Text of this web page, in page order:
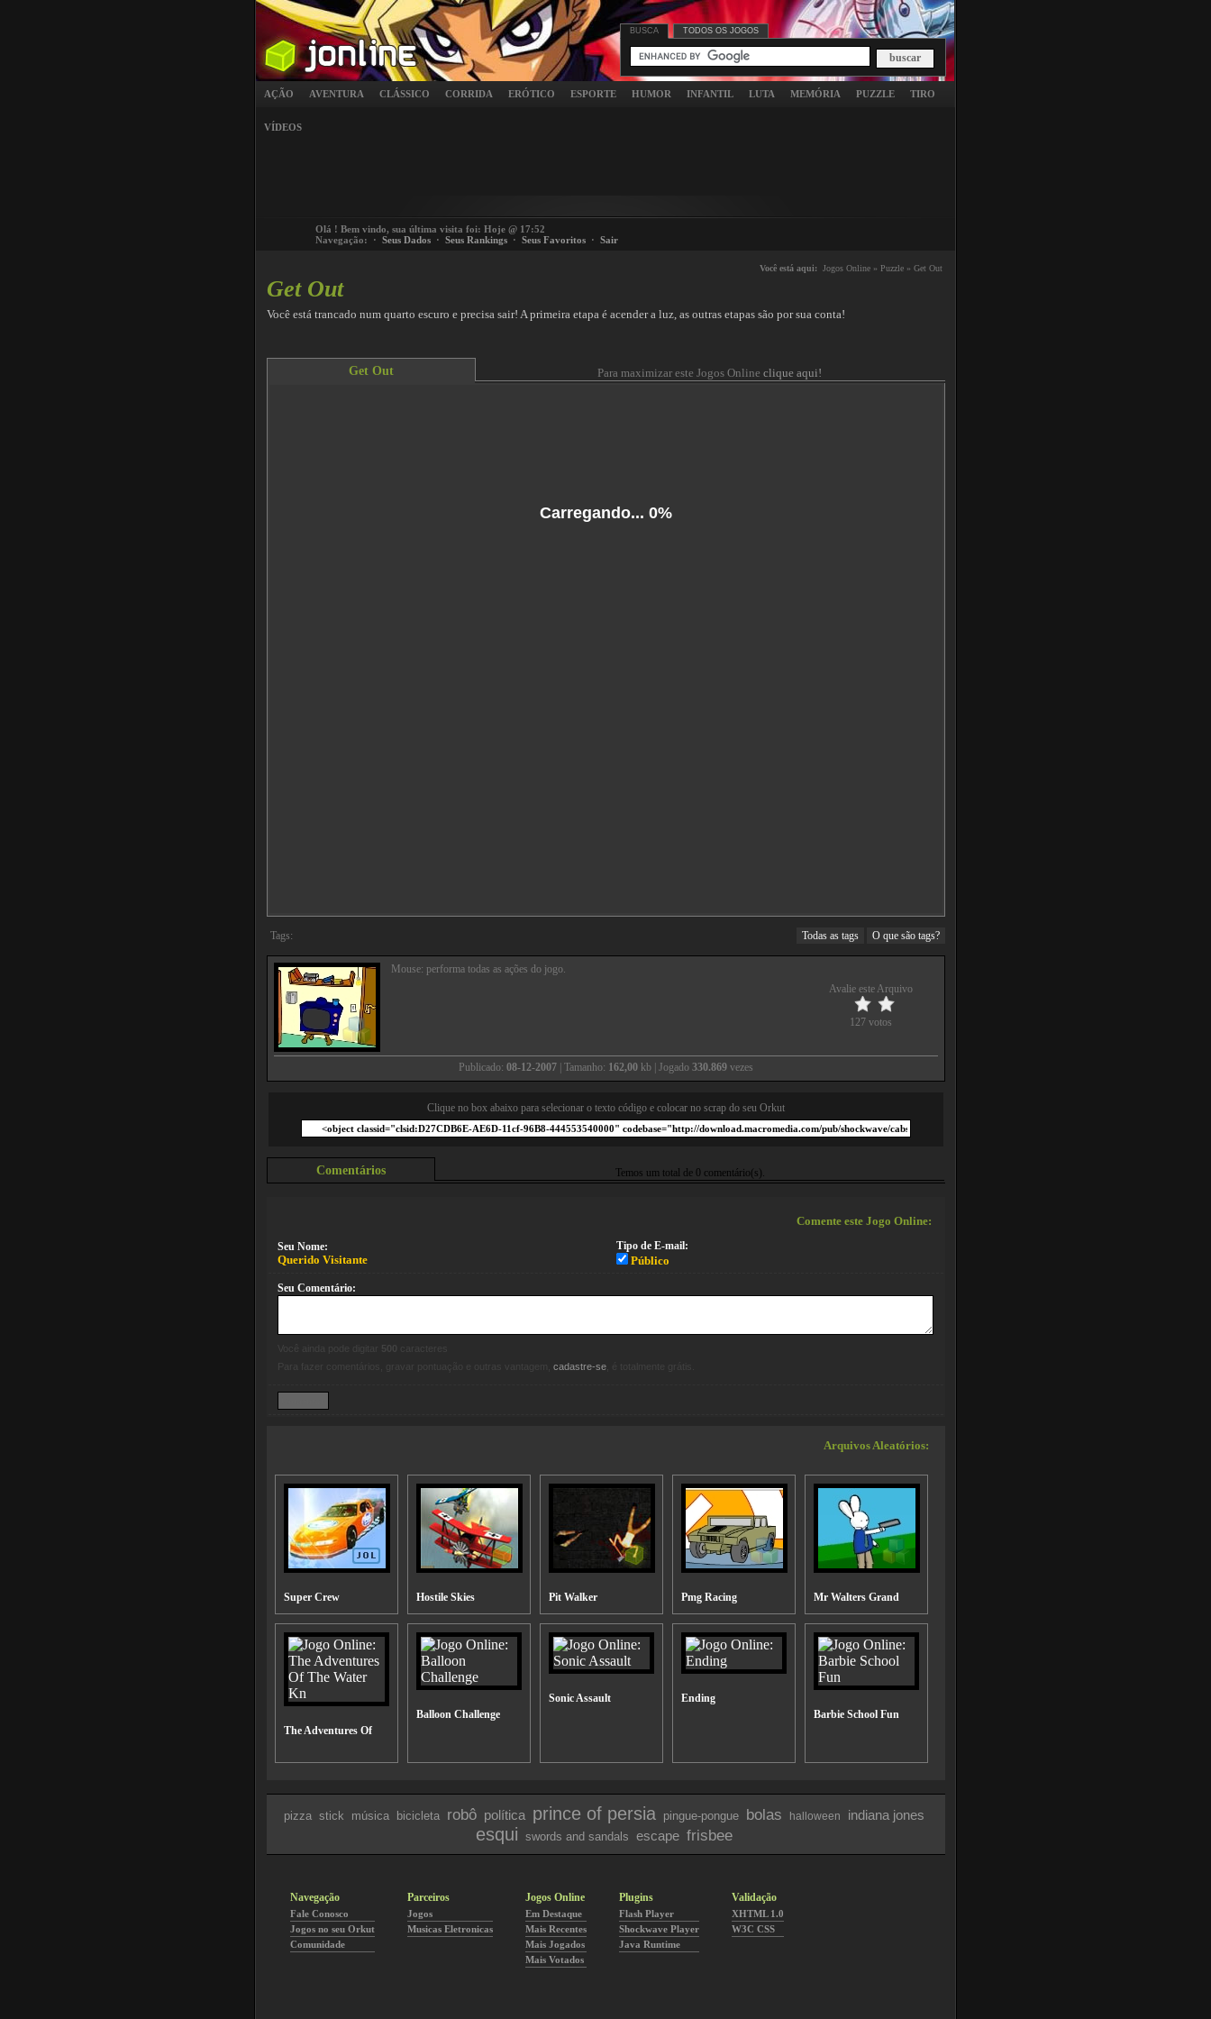
BUSCA TODOS OS JOGOS
AÇÃO AVENTURA CLÁSSICO CORRIDA ERÓTICO ESPORTE HUMOR INFANTIL LUTA MEMÓRIA PUZZLE TIRO
VÍDEOS
Olá ! Bem vindo, sua última visita foi: Hoje @ 17:52
Navegação: · Seus Dados · Seus Rankings · Seus Favoritos · Sair
Você está aqui: Jogos Online » Puzzle » Get Out
Get Out
Você está trancado num quarto escuro e precisa sair! A primeira etapa é acender a luz, as outras etapas são por sua conta!
Get Out Para maximizar este Jogos Online clique aqui!
Carregando... 0%
Tags: Todas as tags O que são tags?
Mouse: performa todas as ações do jogo.
Avalie este Arquivo
127 votos
Publicado: 08-12-2007 | Tamanho: 162,00 kb | Jogado 330.869 vezes
Clique no box abaixo para selecionar o texto código e colocar no scrap do seu Orkut
Comentários Temos um total de 0 comentário(s).
Comente este Jogo Online:
Seu Nome:
Querido Visitante
Tipo de E-mail:
Público
Seu Comentário:
500
Para fazer comentários, gravar pontuação e outras vantagem, cadastre-se
Arquivos Aleatórios:
Super Crew Hostile Skies Pit Walker Pmg Racing Mr Walters Grand
The Adventures Of
Balloon Challenge
Sonic Assault
Ending
Barbie School Fun
pizza stick música bicicleta robô política prince of persia pingue-pongue bolas halloween indiana jones
esqui swords and sandals escape frisbee
Navegação
Fale Conosco
Jogos no seu Orkut
Comunidade
Parceiros
Jogos
Musicas Eletronicas
Jogos Online
Em Destaque
Mais Recentes
Mais Jogados
Mais Votados
Plugins
Flash Player
Shockwave Player
Java Runtime
Validação
XHTML 1.0
W3C CSS